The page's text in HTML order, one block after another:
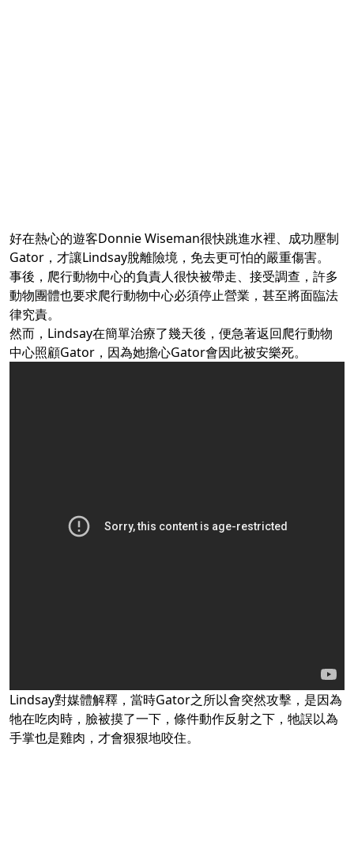
好在熱心的遊客Donnie Wiseman很快跳進水裡、成功壓制
Gator，才讓Lindsay脫離險境，免去更可怕的嚴重傷害。
事後，爬行動物中心的負責人很快被帶走、接受調查，許多
動物團體也要求爬行動物中心必須停止營業，甚至將面臨法
律究責。
然而，Lindsay在簡單治療了幾天後，便急著返回爬行動物
中心照顧Gator，因為她擔心Gator會因此被安樂死。
Lindsay對媒體解釋，當時Gator之所以會突然攻擊，是因為
牠在吃肉時，臉被摸了一下，條件動作反射之下，牠誤以為
手掌也是雞肉，才會狠狠地咬住。